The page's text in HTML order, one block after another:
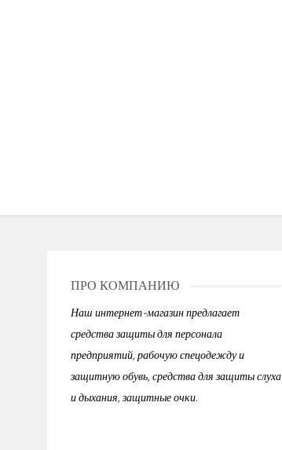
ПРО КОМПАНИЮ
Наш интернет-магазин предлагает
средства защиты для персонала
предприятий, рабочую спецодежду и
защитную обувь, средства для защиты слуха
и дыхания, защитные очки.